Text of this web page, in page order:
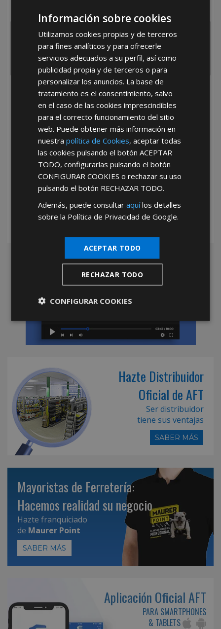
España
Portugal Otros
He leído y acepto laPolítica de Privacidad
*Abstenerse particulares, sólo venta a tiendas y empresas minoristas y
Hazte Distribuidor
Oficial de AFT
Ser distribuidor
tiene sus ventajas
SABER MÁS
Mayoristas de Ferretería:
Hacemos realidad su negocio
Hazte franquiciado
de Maurer Point
SABER MÁS
Aplicación Oficial AFT
PARA SMARTPHONES
& TABLETS
Información sobre cookies
Utilizamos cookies propias y de terceros
para fines analíticos y para ofrecerle
servicios adecuados a su perfil, así como
publicidad propia y de terceros o para
personalizar los anuncios. La base de
tratamiento es el consentimiento, salvo
en el caso de las cookies imprescindibles
para el correcto funcionamiento del sitio
web. Puede obtener más información en
nuestrapolítica de Cookies, aceptar todas
las cookies pulsando el botónACEPTAR
TODO, configurarlas pulsando el botón
CONFIGURAR COOKIES o rechazar su uso
pulsando el botón RECHAZAR TODO.
Además, puede consultaraquílos detalles
sobre la Política de Privacidad de Google.
ACEPTAR TODO
RECHAZAR TODO
CONFIGURAR COOKIES